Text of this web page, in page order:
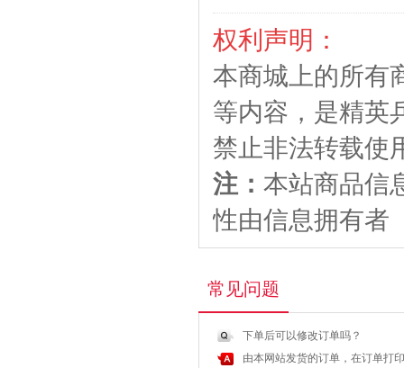
权利声明：
本商城上的所有
等内容，是精英
禁止非法转载使
注： 本站商品信
性由信息拥有者
常见问题
下单后可以修改订单吗？
由本网站发货的订单，在订单打